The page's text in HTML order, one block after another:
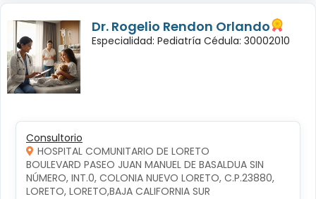
Dr. Rogelio Rendon Orlando
Especialidad: Pediatría Cédula: 30002010
Consultorio
HOSPITAL COMUNITARIO DE LORETO
BOULEVARD PASEO JUAN MANUEL DE BASALDUA SIN
NÚMERO, INT.0, COLONIA NUEVO LORETO, C.P.23880,
LORETO, LORETO,BAJA CALIFORNIA SUR